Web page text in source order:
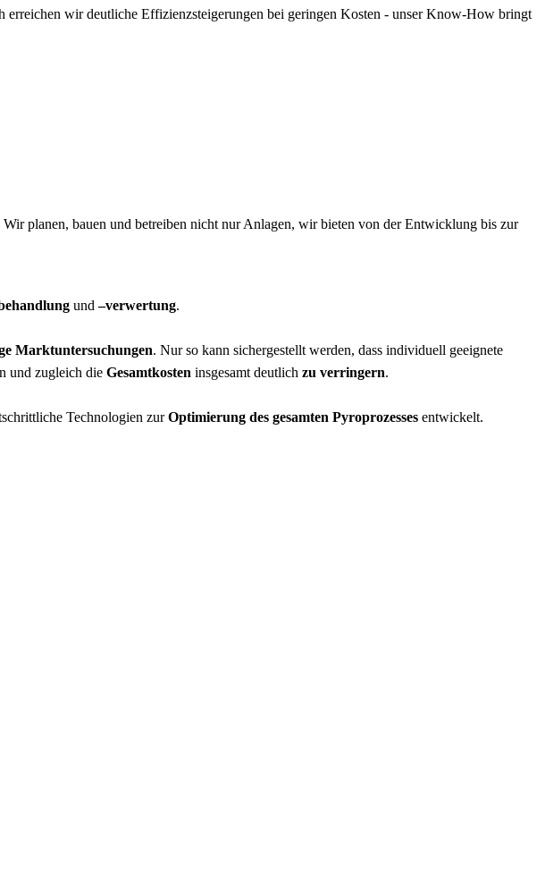
erreichen wir deutliche Effizienzsteigerungen bei geringen Kosten - unser Know-How bringt
Wir planen, bauen und betreiben nicht nur Anlagen, wir bieten von der Entwicklung bis zur
und–verwertung.
Marktuntersuchungen. Nur so kann sichergestellt werden, dass individuell geeignete
und zugleich die Gesamtkosten insgesamt deutlich zu verringern.
Technologien zurOptimierung des gesamten Pyroprozesses entwickelt.